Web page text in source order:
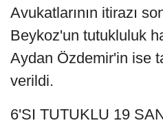
Avukatlarının itirazı
Beykoz'un tutukluluk
Aydan Özdemir'in ise
verildi.
6'SI TUTUKLU 19